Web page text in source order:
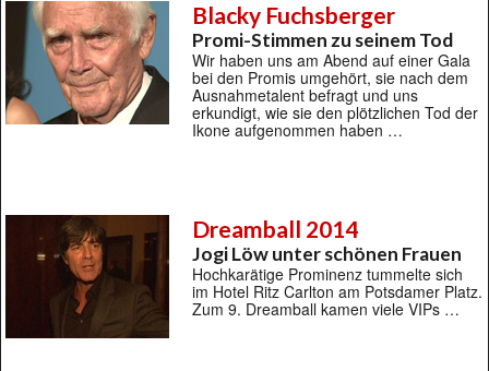
Blacky Fuchsberger
Promi-Stimmen zu seinem Tod
Wir haben uns am Abend auf einer Gala
bei den Promis umgehört, sie nach dem
Ausnahmetalent befragt und uns
erkundigt, wie sie den plötzlichen Tod der
Ikone aufgenommen haben …
Dreamball 2014
Jogi Löw unter schönen Frauen
Hochkarätige Prominenz tummelte sich
im Hotel Ritz Carlton am Potsdamer Platz.
Zum 9. Dreamball kamen viele VIPs …